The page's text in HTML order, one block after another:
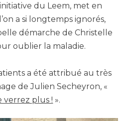
du Leem, met en
a si longtemps ignorés,
démarche de Christelle
oublier la maladie.
a été attribué au très
de Julien Secheyron, «
verrez plus ! ».